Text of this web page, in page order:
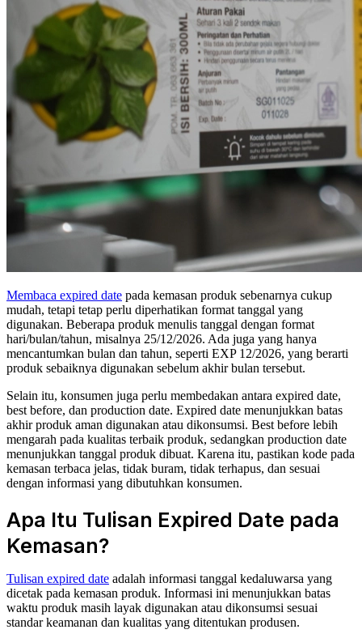
Membaca expired date pada kemasan produk sebenarnya cukup
mudah, tetapi tetap perlu diperhatikan format tanggal yang
digunakan. Beberapa produk menulis tanggal dengan format
hari/bulan/tahun, misalnya 25/12/2026. Ada juga yang hanya
mencantumkan bulan dan tahun, seperti EXP 12/2026, yang berarti
produk sebaiknya digunakan sebelum akhir bulan tersebut.
Selain itu, konsumen juga perlu membedakan antara expired date,
best before, dan production date. Expired date menunjukkan batas
akhir produk aman digunakan atau dikonsumsi. Best before lebih
mengarah pada kualitas terbaik produk, sedangkan production date
menunjukkan tanggal produk dibuat. Karena itu, pastikan kode pada
kemasan terbaca jelas, tidak buram, tidak terhapus, dan sesuai
dengan informasi yang dibutuhkan konsumen.
Apa Itu Tulisan Expired Date pada
Kemasan?
Tulisan expired date adalah informasi tanggal kedaluwarsa yang
dicetak pada kemasan produk. Informasi ini menunjukkan batas
waktu produk masih layak digunakan atau dikonsumsi sesuai
standar keamanan dan kualitas yang ditentukan produsen.